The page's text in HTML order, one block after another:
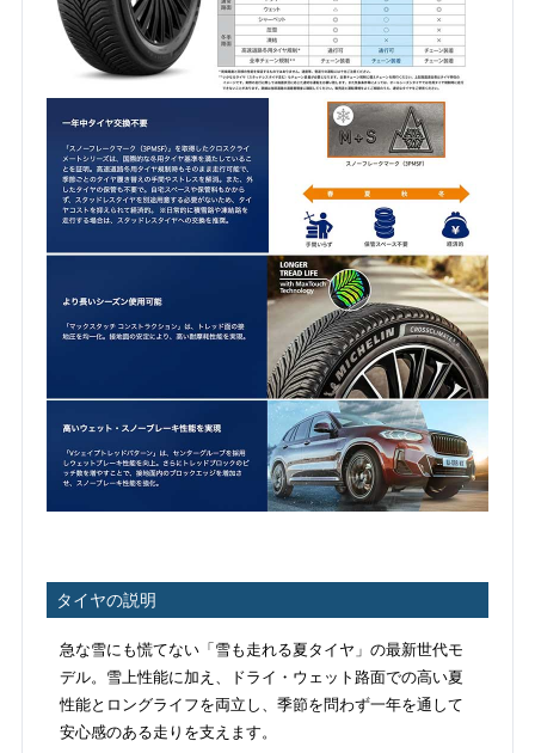
タイヤの説明
急な雪にも慌てない「雪も走れる夏タイヤ」の最新世代モ
デル。雪上性能に加え、ドライ・ウェット路面での高い夏
性能とロングライフを両立し、季節を問わず一年を通して
安心感のある走りを支えます。